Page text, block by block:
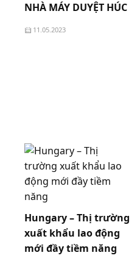
NHÀ MÁY DUYỆT HÚC
11.05.2023
Hungary – Thị trường
xuất khẩu lao động
mới đầy tiềm năng